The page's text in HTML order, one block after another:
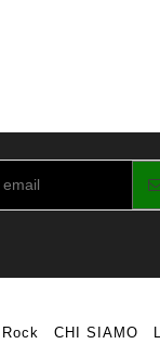
CHI SIAMO